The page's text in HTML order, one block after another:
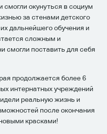
смогли окунуться в социум
за стенами детского
дальнейшего обучения и
сложным и
смогли поставить для себя
продолжается более 6
интернатных учреждений
реальную жизнь и
после окончания
красками!